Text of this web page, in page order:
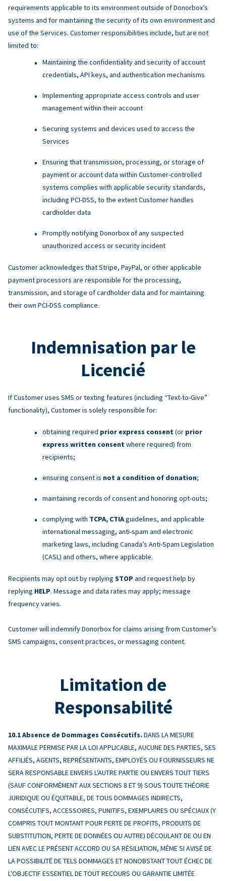
requirements applicable to its environment outside of Donorbox’s
systems and for maintaining the security of its own environment and
use of the Services. Customer responsibilities include, but are not
limited to:
Maintaining the confidentiality and security of account
credentials, API keys, and authentication mechanisms
Implementing appropriate access controls and user
management within their account
Securing systems and devices used to access the
Services
Ensuring that transmission, processing, or storage of
payment or account data within Customer-controlled
systems complies with applicable security standards,
including PCI-DSS, to the extent Customer handles
cardholder data
Promptly notifying Donorbox of any suspected
unauthorized access or security incident
Customer acknowledges that Stripe, PayPal, or other applicable
payment processors are responsible for the processing,
transmission, and storage of cardholder data and for maintaining
their own PCI-DSS compliance.
Indemnisation par le
Licencié
If Customer uses SMS or texting features (including “Text-to-Give”
functionality), Customer is solely responsible for:
obtaining required prior express consent (or prior
express written consent where required) from
recipients;
ensuring consent is not a condition of donation;
maintaining records of consent and honoring opt-outs;
complying with TCPA, CTIAguidelines, and applicable
international messaging, anti-spam and electronic
marketing laws, including Canada’s Anti-Spam Legislation
(CASL) and others, where applicable.
Recipients may opt out by replying STOP and request help by
replying HELP. Message and data rates may apply; message
frequency varies.
Customer will indemnify Donorbox for claims arising from Customer’s
SMS campaigns, consent practices, or messaging content.
Limitation de
Responsabilité
Absence de Dommages Consécutifs. DANS LA MESURE
MAXIMALE PERMISE PAR LA LOI APPLICABLE, AUCUNE DES PARTIES, SES
AFFILIÉS, AGENTS, REPRÉSENTANTS, EMPLOYÉS OU FOURNISSEURS NE
SERA RESPONSABLE ENVERS L'AUTRE PARTIE OU ENVERS TOUT TIERS
(SAUF CONFORMÉMENT AUX SECTIONS 8 ET 9) SOUS TOUTE THÉORIE
JURIDIQUE OU ÉQUITABLE, DE TOUS DOMMAGES INDIRECTS,
CONSÉCUTIFS, ACCESSOIRES, PUNITIFS, EXEMPLAIRES OU SPÉCIAUX (Y
COMPRIS TOUT MONTANT POUR PERTE DE PROFITS, PRODUITS DE
SUBSTITUTION, PERTE DE DONNÉES OU AUTRE) DÉCOULANT DE OU EN
LIEN AVEC LE PRÉSENT ACCORD OU SA RÉSILIATION, MÊME SI AVISÉ DE
LA POSSIBILITÉ DE TELS DOMMAGES ET NONOBSTANT TOUT ÉCHEC DE
L'OBJECTIF ESSENTIEL DE TOUT RECOURS OU GARANTIE LIMITÉE